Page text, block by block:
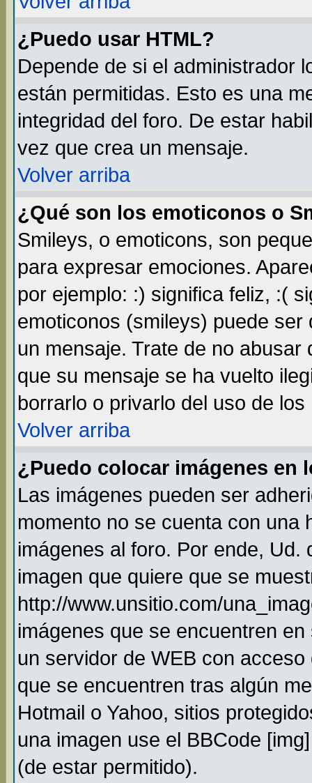
¿Puedo usar HTML?
Depende de si el administrador
están permitidas. Esto es una
integridad del foro. De estar
vez que crea un mensaje.
Volver arriba
¿Qué son los emoticonos o
Smileys, o emoticons, son
para expresar emociones.
por ejemplo: :) significa feliz, :(
emoticonos (smileys) puede
un mensaje. Trate de no
que su mensaje se ha vuelto
borrarlo o privarlo del uso de los
Volver arriba
¿Puedo colocar imágenes en
Las imágenes pueden ser
momento no se cuenta con una
imágenes al foro. Por ende,
imagen que quiere que se
http://www.unsitio.com/
imágenes que se encuentren
un servidor de WEB con
que se encuentren tras algún
Hotmail o Yahoo, sitios
una imagen use el BBCode
(de estar permitido).